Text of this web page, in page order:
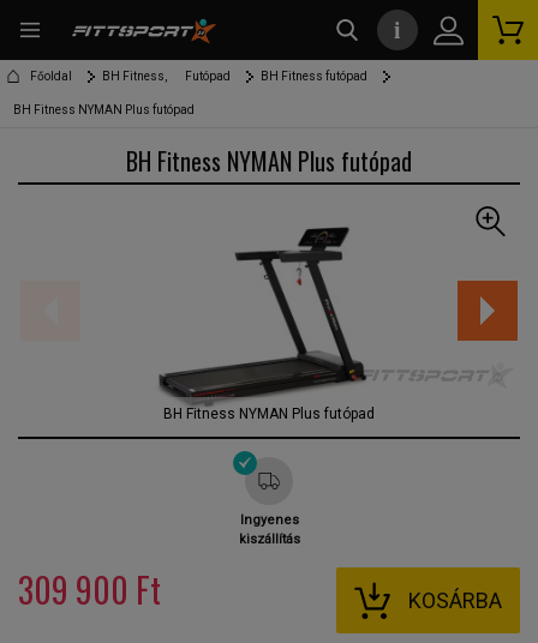
Főoldal BH Fitness, Futópad BH Fitness futópad
BH Fitness NYMAN Plus futópad
BH Fitness NYMAN Plus futópad
BH Fitness NYMAN Plus futópad
Ingyenes
kiszállítás
309 900 Ft KOSÁRBA
i
kereső